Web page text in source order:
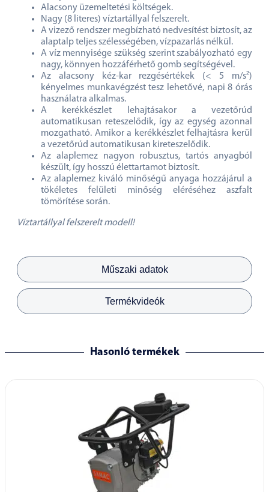
Műszaki adatok
Termékvideók
Alacsony üzemeltetési költségek.
Nagy (8 literes) víztartállyal felszerelt.
A vizező rendszer megbízható nedvesítést biztosít, az
alaptalp teljes szélességében, vízpazarlás nélkül.
A víz mennyisége szükség szerint szabályozható egy
nagy, könnyen hozzáférhető gomb segítségével.
Az alacsony kéz-kar rezgésértékek (< 5 m/s²)
kényelmes munkavégzést tesz lehetővé, napi 8 órás
használatra alkalmas.
A kerékkészlet lehajtásakor a vezetőrúd
automatikusan reteszelődik, így az egység azonnal
mozgatható. Amikor a kerékkészlet felhajtásra kerül
a vezetőrúd automatikusan kireteszelődik.
Az alaplemez nagyon robusztus, tartós anyagból
készült, így hosszú élettartamot biztosít.
Az alaplemez kiváló minőségű anyaga hozzájárul a
tökéletes felületi minőség eléréséhez aszfalt
tömörítése során.
Víztartállyal felszerelt modell!
Hasonló termékek